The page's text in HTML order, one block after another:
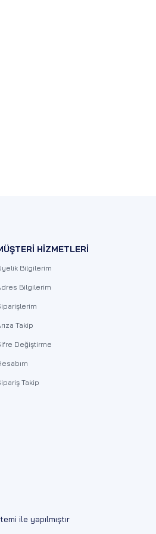
HİZMETLERİ
Bilgilerim
Bilgilerim
Takip
Değiştirme
Takip
ile yapılmıştır